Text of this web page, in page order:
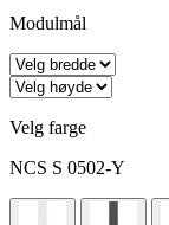
Modulmål
Velg farge
NCS S 0502-Y